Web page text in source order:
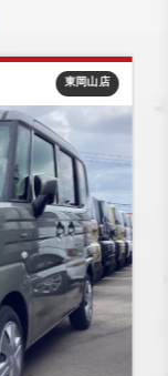
東岡山店